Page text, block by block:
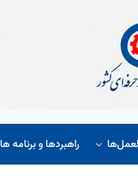
راهبردها و برنامه ها